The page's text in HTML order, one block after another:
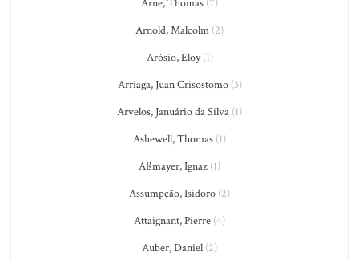
Arne, Thomas (7)
Arnold, Malcolm (2)
Arósio, Eloy(1)
Arriaga, Juan Crisostomo(3)
Arvelos, Januário da Silva (1)
Ashewell, Thomas (1)
Aßmayer, Ignaz (1)
Assumpção, Isidoro (2)
Attaignant, Pierre (4)
Auber, Daniel (2)